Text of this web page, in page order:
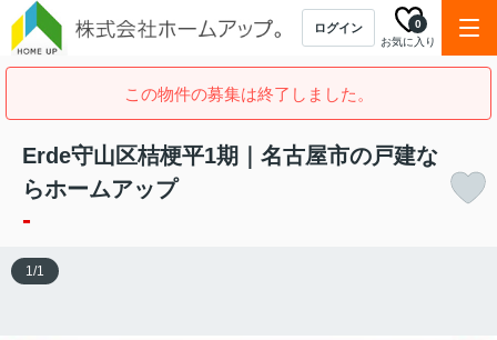
ログイン
お気に入り
0
この物件の募集は終了しました。
Erde守山区桔梗平1期｜名古屋市の戸建な
らホームアップ
-
1/1